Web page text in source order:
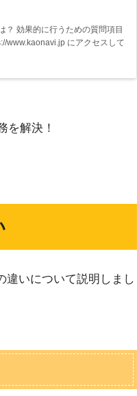
？ 効果的に行うための質問項目
www.kaonavi.jp にアクセスして
を解決！
違いについて説明しまし